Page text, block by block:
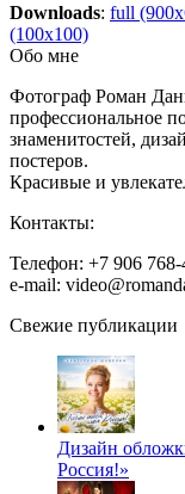
Downloads: full
(100x100)
Обо мне
Фотограф Роман
профессиональное
знаменитостей,
постеров.
Красивые и
Контакты:
Телефон: +7 906 768-
e-mail:
Свежие публикации
Дизайн
Россия!»